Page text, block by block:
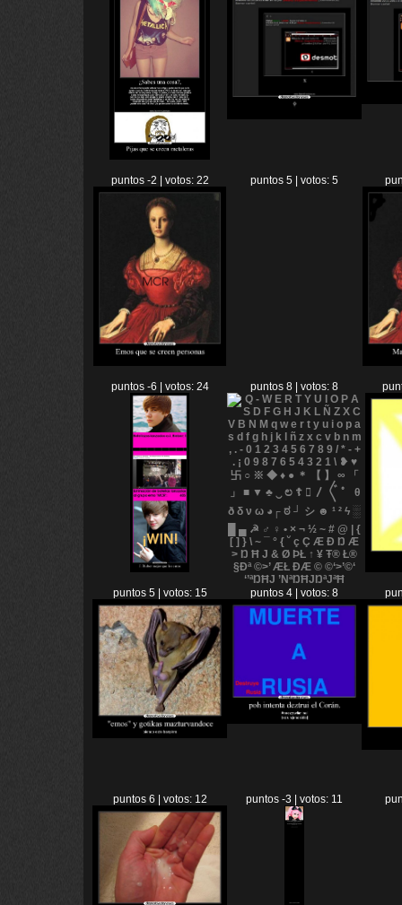
puntos -2 | votos: 22 puntos 5 | votos: 5
puntos -6 | votos: 24 puntos 8 | votos: 8
puntos 5 | votos: 15 puntos 4 | votos: 8
puntos 6 | votos: 12 puntos -3 | votos: 11